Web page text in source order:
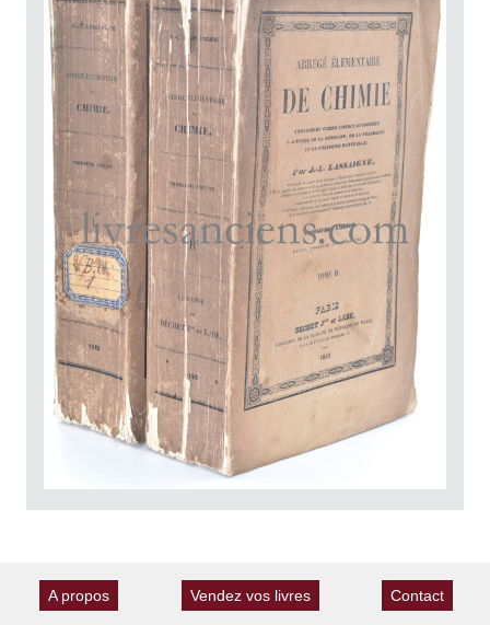
A propos Vendez vos livres Contact